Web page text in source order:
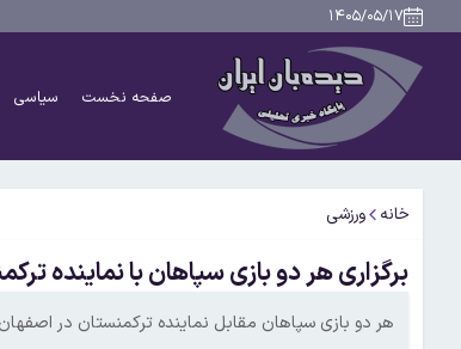
۱۴۰۵/۰۵/۱۷
صفحه نخست سیاسی
خانه ورزشی
برگزاری هر دو بازی سپاهان با نماینده
هر دو بازی سپاهان مقابل نماینده ترکمنستان در